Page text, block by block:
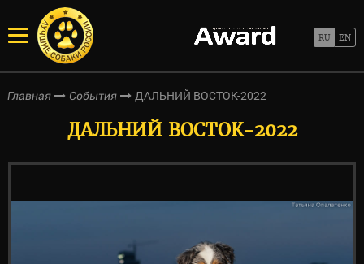
Главная События ДАЛЬНИЙ ВОСТОК-2022
ДАЛЬНИЙ ВОСТОК-2022